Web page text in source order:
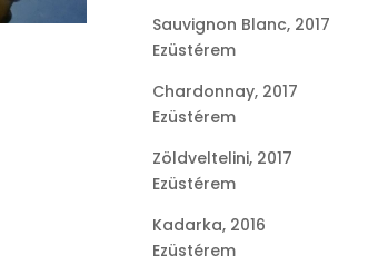
Sauvignon Blanc, 2017
Ezüstérem
Chardonnay, 2017
Ezüstérem
Zöldveltelini, 2017
Ezüstérem
Kadarka, 2016
Ezüstérem